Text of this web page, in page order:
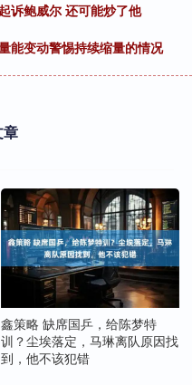
诉鲍威尔 还可能炒了他
能变动警惕持续缩量的情况
章
鑫策略 缺席国乒，给陈梦特
训？尘埃落定，马琳离队原因找
到，他不该犯错